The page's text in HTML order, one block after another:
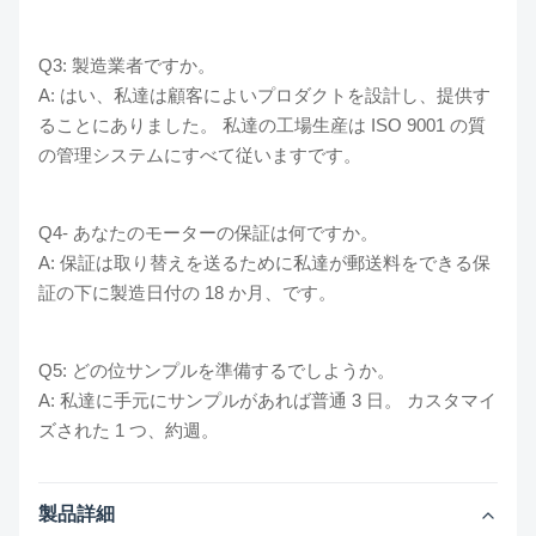
Q3: 製造業者ですか。
A: はい、私達は顧客によいプロダクトを設計し、提供す
ることにありました。 私達の工場生産は ISO 9001 の質
の管理システムにすべて従いますです。
Q4- あなたのモーターの保証は何ですか。
A: 保証は取り替えを送るために私達が郵送料をできる保
証の下に製造日付の 18 か月、です。
Q5: どの位サンプルを準備するでしようか。
A: 私達に手元にサンプルがあれば普通 3 日。 カスタマイ
ズされた 1 つ、約週。
製品詳細